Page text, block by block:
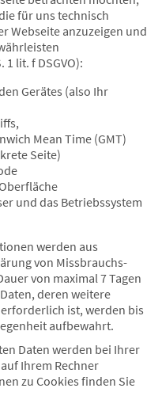
für uns technisch
Webseite anzuzeigen und
1 lit. f DSGVO):
Gerätes (also Ihr
Mean Time (GMT)
Seite)
und das Betriebssystem
werden aus
von Missbrauchs-
von maximal 7 Tagen
deren weitere
ist, werden bis
aufbewahrt.
Daten werden bei Ihrer
Ihrem Rechner
zu Cookies finden Sie